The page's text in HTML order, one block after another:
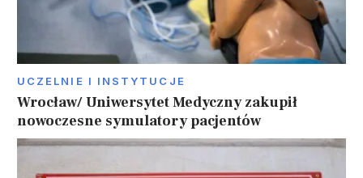
UCZELNIE I INSTYTUCJE
Wrocław/ Uniwersytet Medyczny zakupił
nowoczesne symulatory pacjentów